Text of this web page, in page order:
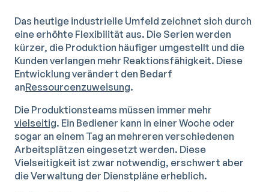
Das heutige industrielle Umfeld zeichnet sich durch
eine erhöhte Flexibilität aus. Die Serien werden
kürzer, die Produktion häufiger umgestellt und die
Kunden verlangen mehr Reaktionsfähigkeit. Diese
Entwicklung verändert den Bedarf
anRessourcenzuweisung.
Die Produktionsteams müssen immer mehr
vielseitig. Ein Bediener kann in einer Woche oder
sogar an einem Tag an mehreren verschiedenen
Arbeitsplätzen eingesetzt werden. Diese
Vielseitigkeit ist zwar notwendig, erschwert aber
die Verwaltung der Dienstpläne erheblich.